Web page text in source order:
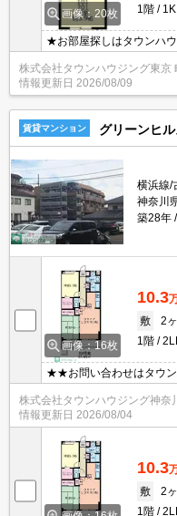
画像：20枚
1階
1K
★お部屋探しはタウンハウ
のご条件にピッタリなお
が精一杯お手伝いさせて
株式会社タウンハウジング東京
情報更新日 2026/08/09
賃貸マンション グリーンヒ
横浜線/
神奈川
築28年
画像：16枚
10.3
敷
2
1階
★★お問い合わせはタウ
株式会社タウンハウジング神奈
情報更新日 2026/08/04
10.3
敷
2
1階